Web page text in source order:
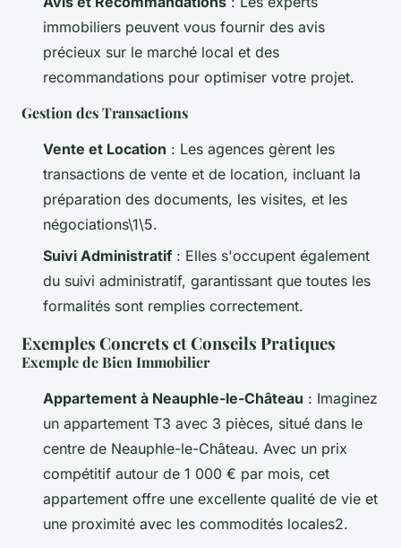
immobiliers peuvent vous fournir des avis
précieux sur le marché local et des
recommandations pour optimiser votre projet.
Gestion des Transactions
Vente et Location : Les agences gèrent les
transactions de vente et de location, incluant la
préparation des documents, les visites, et les
négociations\1\5.
Suivi Administratif : Elles s'occupent également
du suivi administratif, garantissant que toutes les
formalités sont remplies correctement.
Exemples Concrets et Conseils Pratiques
Exemple de Bien Immobilier
Appartement à Neauphle-le-Château : Imaginez
un appartement T3 avec 3 pièces, situé dans le
centre de Neauphle-le-Château. Avec un prix
compétitif autour de 1 000 € par mois, cet
appartement offre une excellente qualité de vie et
une proximité avec les commodités locales2.